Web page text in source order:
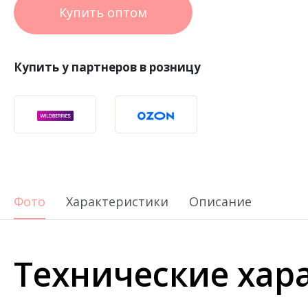
Купить оптом
Купить у партнеров в розницу
Фото Характеристики Описание
Технические